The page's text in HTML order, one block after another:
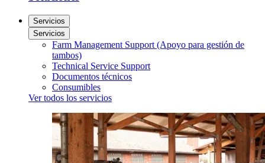
Servicios
Servicios
Farm Management Support (Apoyo para gestión de
tambos)
Technical Service Support
Documentos técnicos
Consumibles
Ver todos los servicios